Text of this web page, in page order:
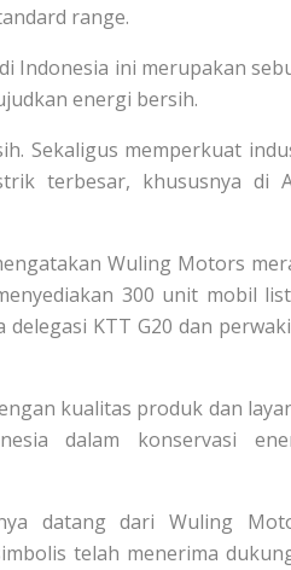
range.
Indonesia ini merupakan
energi bersih.
Sekaligus memperkuat
terbesar, khususnya di
Wuling Motors
300 unit mobil
KTT G20 dan
kualitas produk dan
dalam konservasi
datang dari Wuling
telah menerima